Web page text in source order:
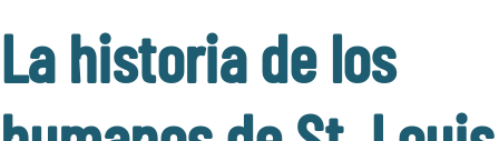
La historia de los